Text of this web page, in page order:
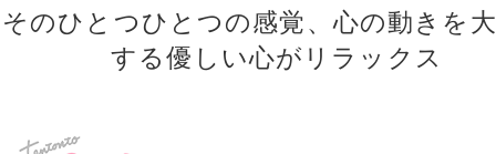
そのひとつひとつの感覚、心の動きを
する優しい心がリラックス